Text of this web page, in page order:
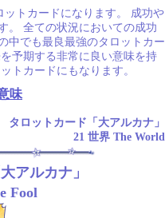
ットカードになります。 成功や
。 全ての状況においての成功
中でも最良最強のタロットカー
予期する非常に良い意味を持
トカードにもなります。
味
タロットカード「大アルカナ」
21 世界 The World
アルカナ」
Fool